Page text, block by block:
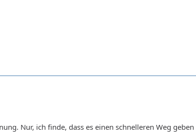
Nur, ich finde, dass es einen schnelleren Weg